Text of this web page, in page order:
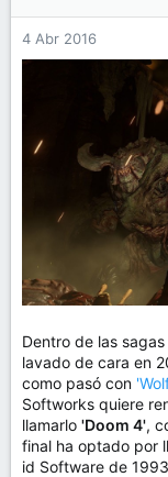
r
d
e
m
c
4 Abr 2016
Dentro de las
lavado de cara en
como pasó con
Softworks quiere
llamarlo 'Doom 4',
final ha optado por
id Software de